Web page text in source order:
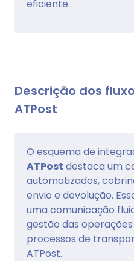
eficiente.
Descrição dos
ATPost
O esquema de
ATPost destaca um
automatizados,
envio e devolução.
uma comunicação
gestão das
processos de
ATPost.